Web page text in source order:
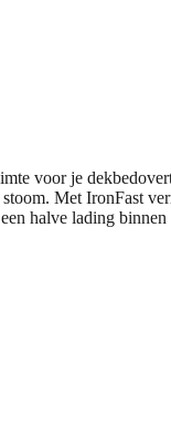
voor je
Met IronFast
halve lading